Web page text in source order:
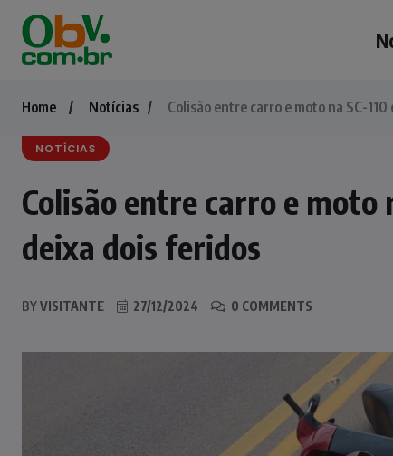
Home Notícias Colisão entre carro e moto na SC-
NOTÍCIAS
Colisão entre carro e moto
deixa dois feridos
BYVISITANTE 27/12/2024 0 COMMENTS
Tombamento de carreta é
registrado em Pouso Redondo